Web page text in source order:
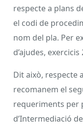
respecte a plans
el codi de
nom del pla. Per
d’ajudes, exercicis
Dit això, respecte
recomanem el
requeriments per
d’Intermediació